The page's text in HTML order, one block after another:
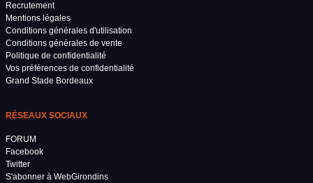
Recrutement
Mentions légales
Conditions générales d'utilisation
Conditions générales de vente
Politique de confidentialité
Vos préférences de confidentialité
Grand Stade Bordeaux
RÉSEAUX SOCIAUX
FORUM
Facebook
Twitter
S'abonner à WebGirondins